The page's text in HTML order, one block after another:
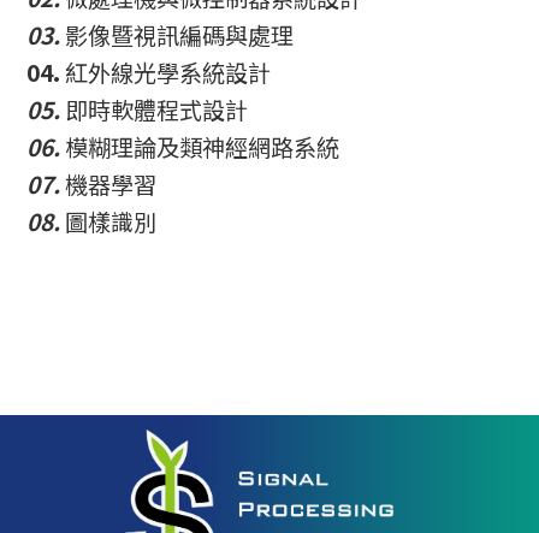
03.影像暨視訊編碼與處理
04. 紅外線光學系統設計
05. 即時軟體程式設計
06.模糊理論及類神經網路系統
07.機器學習
08.圖樣識別